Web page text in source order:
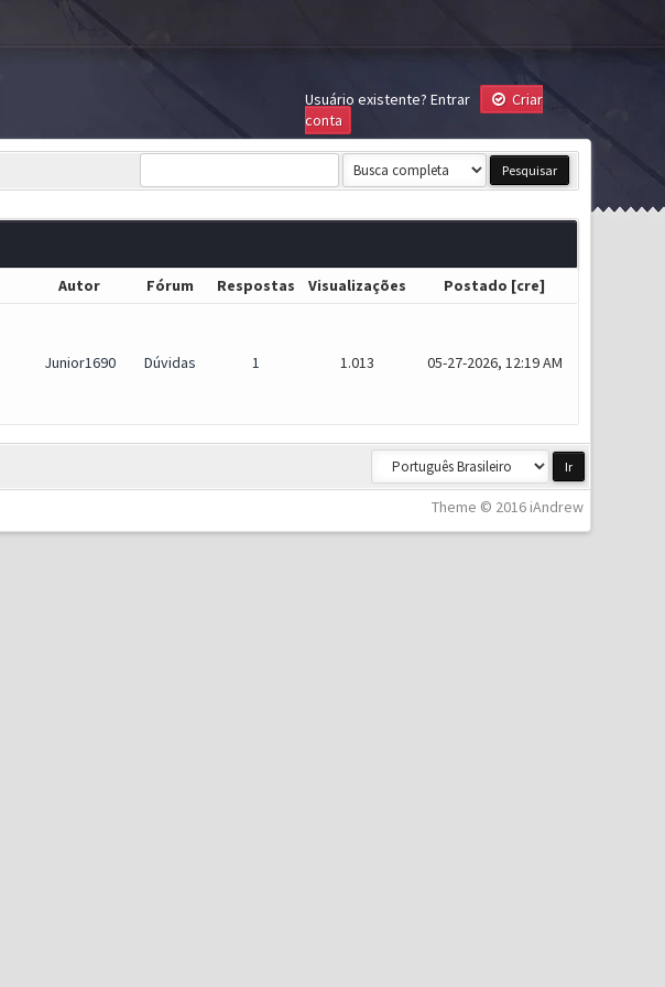
Usuário existente? Entrar
Criar
conta
Autor Fórum Respostas Visualizações Postado [cre]
Junior1690 Dúvidas 1 1.013 05-27-2026, 12:19 AM
Theme © 2016 iAndrew